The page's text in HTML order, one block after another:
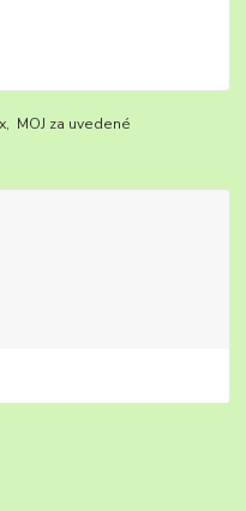
MOJ za uvedené